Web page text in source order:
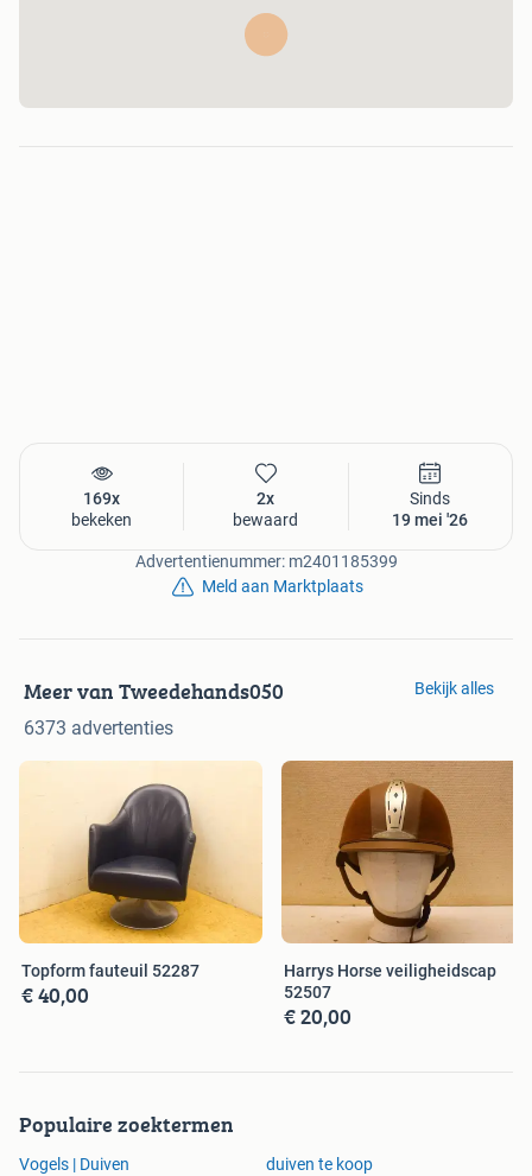
169x
bekeken
2x
bewaard
Sinds
19 mei '26
Advertentienummer: m2401185399
Meld aan Marktplaats
Meer van Tweedehands050
6373 advertenties
Bekijk alles
Topform fauteuil 52287
€ 40,00
Harrys Horse veiligheidscap
52507
€ 20,00
Populaire zoektermen
Vogels | Duiven
duiven te koop